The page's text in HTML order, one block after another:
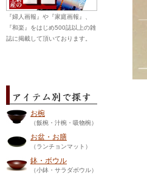
『婦人画報』や『家庭画報』、
『和楽』をはじめ500誌以上の雑
誌に掲載して頂いております。
お椀
（飯椀・汁椀・吸物椀）
お盆・お膳
（ランチョンマット）
鉢・ボウル
（小鉢・サラダボウル）